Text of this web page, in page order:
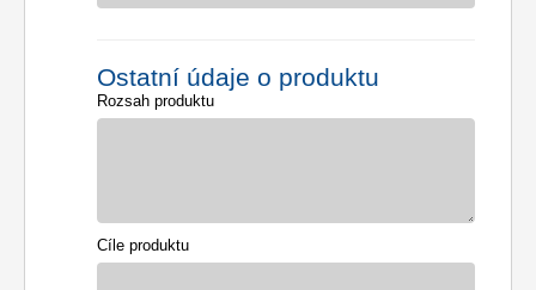
Ostatní údaje o produktu
Rozsah produktu
Cíle produktu